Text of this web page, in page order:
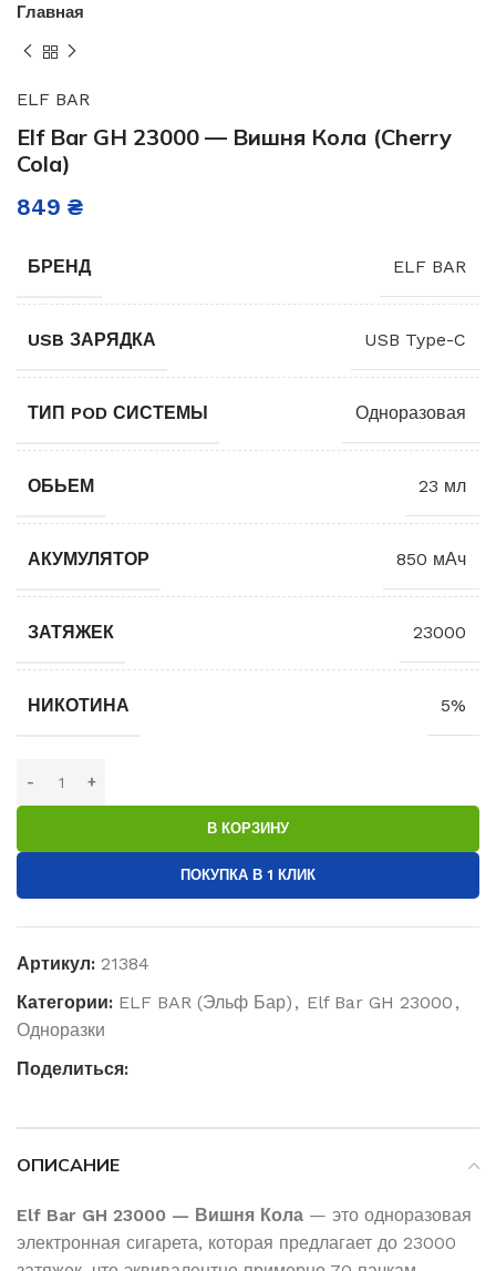
Главная
ELF BAR
Elf Bar GH 23000 — Вишня Кола (Cherry
Cola)
849 ₴
БРЕНД ELF BAR
USB ЗАРЯДКА USB Type-C
ТИП POD СИСТЕМЫ Одноразовая
ОБЬЕМ 23 мл
АКУМУЛЯТОР 850 мАч
ЗАТЯЖЕК 23000
НИКОТИНА 5%
В КОРЗИНУ
ПОКУПКА В 1 КЛИК
Артикул: 21384
Категории: ELF BAR (Эльф Бар) , Elf Bar GH 23000 ,
Одноразки
Поделиться:
ОПИСАНИЕ
Elf Bar GH 23000 — Вишня Кола — это одноразовая
электронная сигарета, которая предлагает до 23000